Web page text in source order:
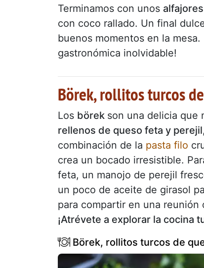
Terminamos con unos
con coco rallado. Un final
buenos momentos en la
gastronómica inolvidable!
Börek, rollitos turcos
Los börek son una delicia que
rellenos de queso feta y perejil
combinación de la pasta filo
crea un bocado irresistible.
feta, un manojo de perejil
un poco de aceite de girasol
para compartir en una
¡Atrévete a explorar la cocina
Börek, rollitos turcos de